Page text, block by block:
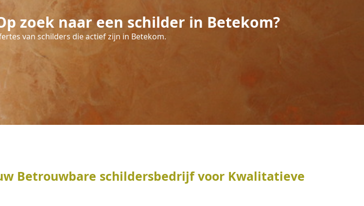
zoek naar een schilder in Betekom?
van schilders die actief zijn in Betekom.
Betrouwbare schildersbedrijf voor Kwalitatieve